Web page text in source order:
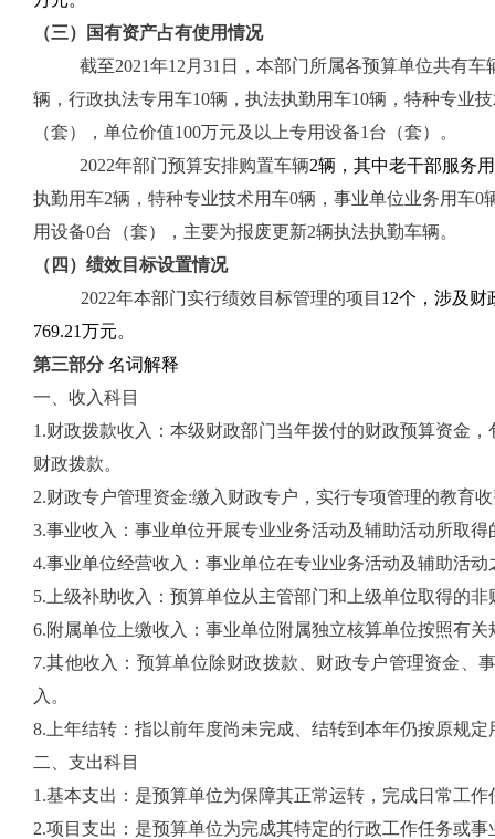
（三）国有资产占有使用情况
截至2021年12月31日，本部门所属各预算单位共有车
辆， 行政执法专用车10辆，执法执勤用车10辆，特种专业
（套），单位价值100万元及以上专用设备1台（套）。
2022年部门预算安排购置车辆2辆，其中老干部服务
执勤用车2辆，特种专业技术用车0辆， 事业单位业务用车0
用设备0台（套），主要为报废更新2辆执法执勤车辆。
（四）绩效目标设置情况
2022年本部门实行绩效目标管理的项目 12个，涉及财
769.21万元。
第三部分名词解释
一、收入科目
1.财政拨款收入：本级财政部门当年拨付的财政预算资金
财政拨款。
2.财政专户管理资金:缴入财政专户，实行专项管理的教育
3.事业收入：事业单位开展专业业务活动及辅助活动所取
4.事业单位经营收入：事业单位在专业业务活动及辅助活
5.上级补助收入：预算单位从主管部门和上级单位取得的非
6.附属单位上缴收入：事业单位附属独立核算单位按照有关
7.其他收入：预算单位除财政拨款、财政专户管理资金、
入。
8.上年结转：指以前年度尚未完成、结转到本年仍按原规
二、支出科目
1.基本支出：是预算单位为保障其正常运转，完成日常工
2.项目支出：是预算单位为完成其特定的行政工作任务或